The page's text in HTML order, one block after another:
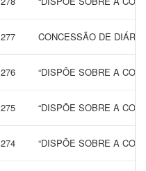
277 CONCESSÃO DE
276 “DISPÕE SOBRE A
275 “DISPÕE SOBRE A
274 “DISPÕE SOBRE A